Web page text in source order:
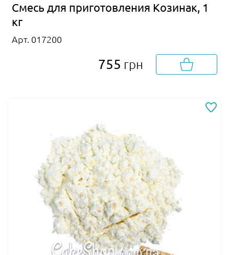
Смесь для приготовления Козинак, 1
кг
Арт. 017200
755 грн